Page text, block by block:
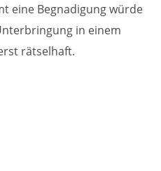
eine Begnadigung würde
in einem
rätselhaft.